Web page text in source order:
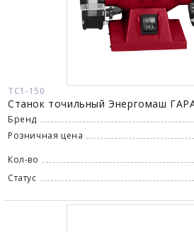
ТС1-150
Станок точильный Энергомаш
Бренд
Розничная цена
Кол-во
Статус